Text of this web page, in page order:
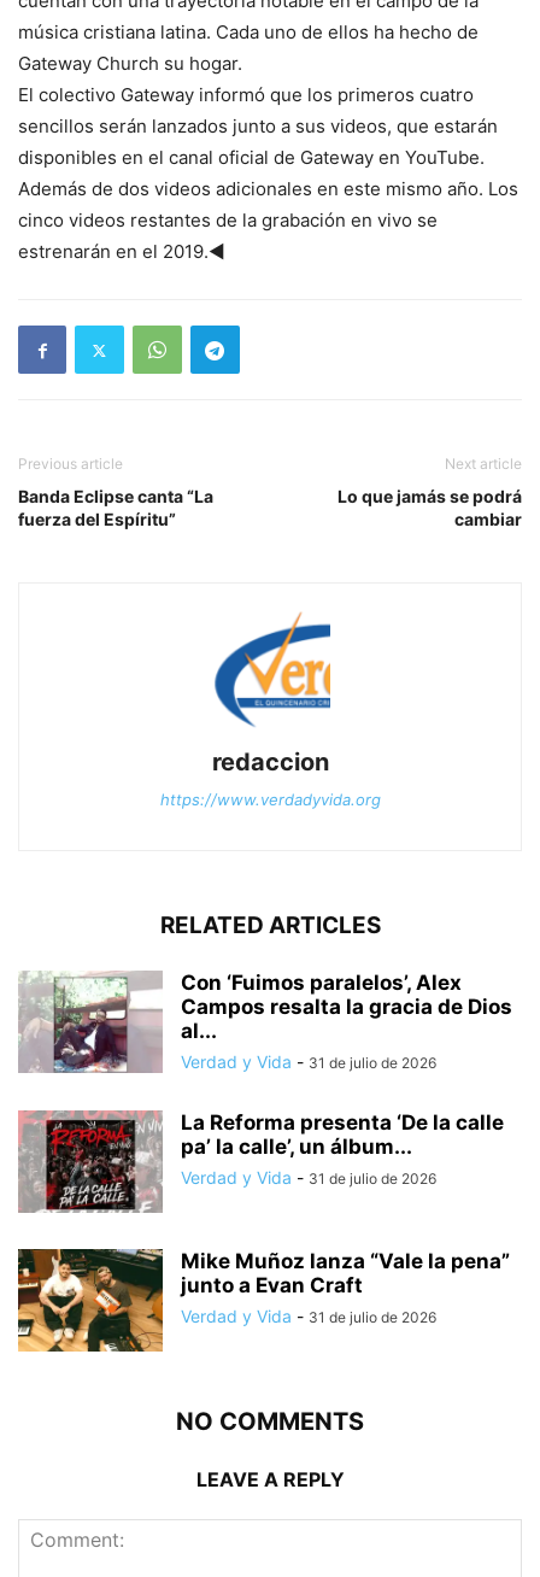
música cristiana latina. Cada uno de ellos ha hecho de
Gateway Church su hogar.
El colectivo Gateway informó que los primeros cuatro
sencillos serán lanzados junto a sus videos, que estarán
disponibles en el canal oficial de Gateway en YouTube.
Además de dos videos adicionales en este mismo año. Los
cinco videos restantes de la grabación en vivo se
estrenarán en el 2019.◄
Previous article
Banda Eclipse canta “La
fuerza del Espíritu”
Next article
Lo que jamás se podrá
cambiar
redaccion
https://www.verdadyvida.org
RELATED ARTICLES
Con ‘Fuimos paralelos’, Alex
Campos resalta la gracia de Dios
al...
Verdad y Vida - 31 de julio de 2026
La Reforma presenta ‘De la calle
pa’ la calle’, un álbum...
Verdad y Vida - 31 de julio de 2026
Mike Muñoz lanza “Vale la pena”
junto a Evan Craft
Verdad y Vida - 31 de julio de 2026
NO COMMENTS
LEAVE A REPLY